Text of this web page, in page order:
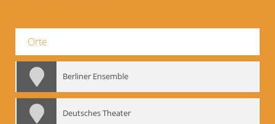
Orte
Berliner Ensemble
Deutsches Theater